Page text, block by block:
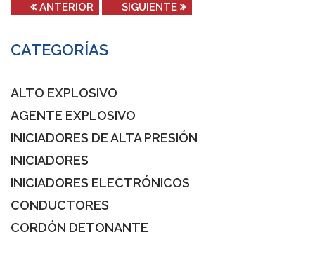
CATEGORÍAS
ALTO EXPLOSIVO
AGENTE EXPLOSIVO
INICIADORES DE ALTA PRESIÓN
INICIADORES
INICIADORES ELECTRÓNICOS
CONDUCTORES
CORDÓN DETONANTE